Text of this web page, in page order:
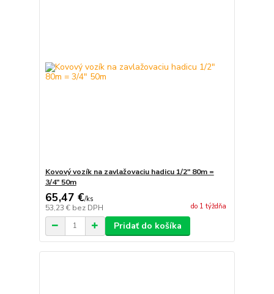
Kovový vozík na zavlažovaciu hadicu 1/2" 80m =
3/4" 50m
65,47 €/ks
53,23 € bez DPH do 1 týždňa
Pridať do košíka